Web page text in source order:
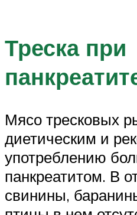
Треска при
Мясо тресковых
диетическим и
употреблению
панкреатитом. В
свинины,